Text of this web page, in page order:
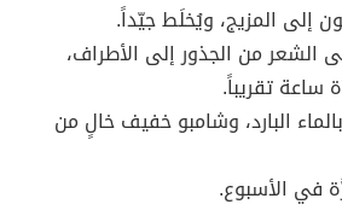
إلى المزيج، ويُخلَط جيّداً.
الشعر من الجذور إلى الأطراف،
ساعة تقريباً.
البارد، وشامبو خفيف خالٍ من
في الأسبوع.